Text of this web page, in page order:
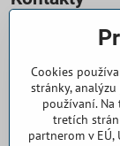
0918 708
+421 32
Cookies
stránky,
používaní.
tretích
partnerom v